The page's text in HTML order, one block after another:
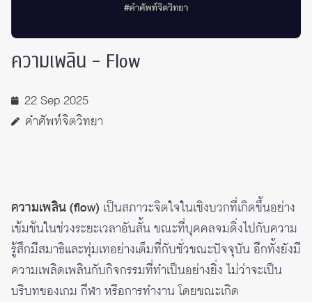
ความเพลิน – Flow
22 Sep 2025
คำศัพท์จิตวิทยา
ความเพลิน (flow) เป็นสภาวะจิตใจในเชิงบวกที่เกิดขึ้นอย่าง
เข้มข้นในช่วงระยะเวลาอันสั้น ขณะที่บุคคลจมดิ่งไปกับความ
รู้สึกมีสมาธิและทุ่มเทอย่างเต็มที่กับชั่วขณะปัจจุบัน อีกทั้งยังมี
ความเพลิดเพลินกับกิจกรรมที่ทำเป็นอย่างยิ่ง ไม่ว่าจะเป็น
บริบทของเกม กีฬา หรือการทำงานโดยขณะเกิด